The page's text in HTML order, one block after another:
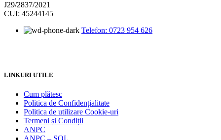
J29/2837/2021
CUI: 45244145
Telefon: 0723 954 626
LINKURI UTILE
Cum plătesc
Politica de Confidențialitate
Politica de utilizare Cookie-uri
Termeni și Condiții
ANPC